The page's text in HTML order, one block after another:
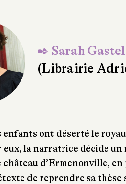
✒ Sarah Gastel
(Librairie
enfants ont déserté le
eux, la narratrice décide un
d’Ermenonville, en
de reprendre sa thèse